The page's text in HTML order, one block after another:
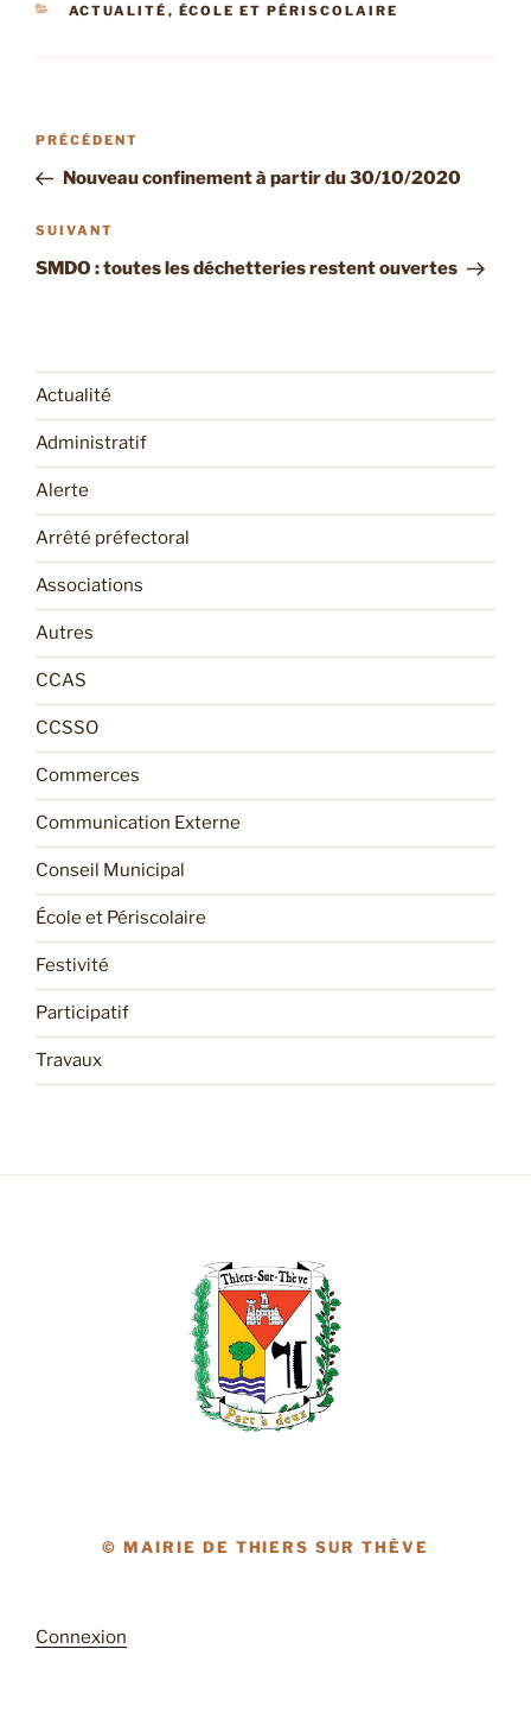
CATÉGORIES
ACTUALITÉ , ÉCOLE ET PÉRISCOLAIRE
Navigation
l’article
Article
précédent
PRÉCÉDENT
Nouveau confinement à partir du 30/10/2020
Article
suivant
SUIVANT
SMDO : toutes les déchetteries restent ouvertes
Actualité
Administratif
Alerte
Arrêté préfectoral
Associations
Autres
CCAS
CCSSO
Commerces
Communication Externe
Conseil Municipal
École et Périscolaire
Festivité
Participatif
Travaux
© MAIRIE DE THIERS SUR THÈVE
Connexion